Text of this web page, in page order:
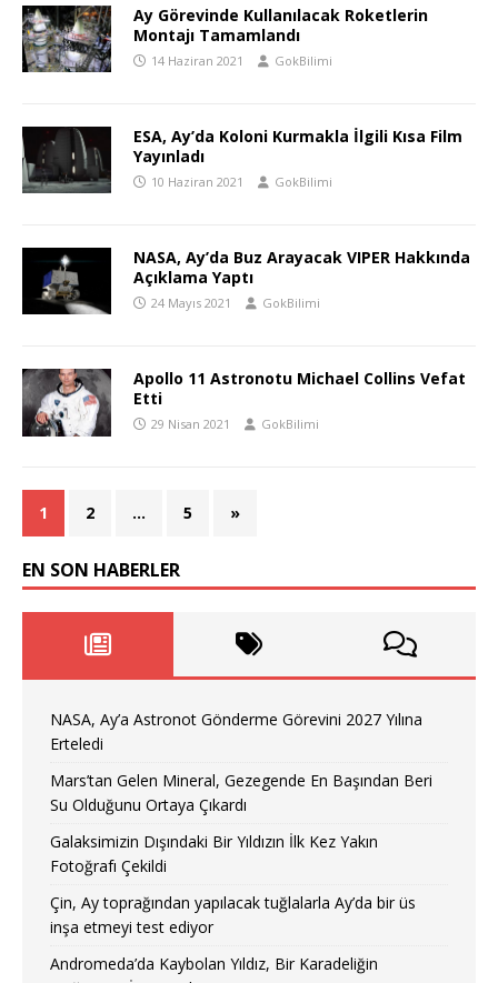
Ay Görevinde Kullanılacak Roketlerin
Montajı Tamamlandı
14 Haziran 2021 GokBilimi
ESA, Ay’da Koloni Kurmakla İlgili Kısa Film
Yayınladı
10 Haziran 2021 GokBilimi
NASA, Ay’da Buz Arayacak VIPER Hakkında
Açıklama Yaptı
24 Mayıs 2021 GokBilimi
Apollo 11 Astronotu Michael Collins Vefat
Etti
29 Nisan 2021 GokBilimi
1 2 … 5 »
EN SON HABERLER
NASA, Ay’a Astronot Gönderme Görevini 2027 Yılına
Erteledi
Mars’tan Gelen Mineral, Gezegende En Başından Beri
Su Olduğunu Ortaya Çıkardı
Galaksimizin Dışındaki Bir Yıldızın İlk Kez Yakın
Fotoğrafı Çekildi
Çin, Ay toprağından yapılacak tuğlalarla Ay’da bir üs
inşa etmeyi test ediyor
Andromeda’da Kaybolan Yıldız, Bir Karadeliğin